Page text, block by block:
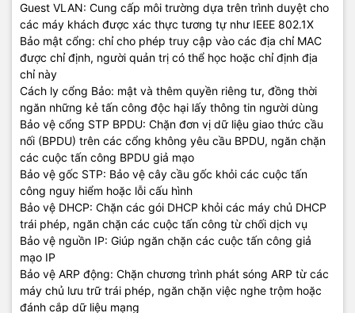
Guest VLAN: Cung cấp môi trường dựa trên trình duyệt cho
các máy khách được xác thực tương tự như IEEE 802.1X
Bảo mật cổng: chỉ cho phép truy cập vào các địa chỉ MAC
được chỉ định, người quản trị có thể học hoặc chỉ định địa
chỉ này
Cách ly cổng Bảo: mật và thêm quyền riêng tư, đồng thời
ngăn những kẻ tấn công độc hại lấy thông tin người dùng
Bảo vệ cổng STP BPDU: Chặn đơn vị dữ liệu giao thức cầu
nối (BPDU) trên các cổng không yêu cầu BPDU, ngăn chặn
các cuộc tấn công BPDU giả mạo
Bảo vệ gốc STP: Bảo vệ cây cầu gốc khỏi các cuộc tấn
công nguy hiểm hoặc lỗi cấu hình
Bảo vệ DHCP: Chặn các gói DHCP khỏi các máy chủ DHCP
trái phép, ngăn chặn các cuộc tấn công từ chối dịch vụ
Bảo vệ nguồn IP: Giúp ngăn chặn các cuộc tấn công giả
mạo IP
Bảo vệ ARP động: Chặn chương trình phát sóng ARP từ các
máy chủ lưu trữ trái phép, ngăn chặn việc nghe trộm hoặc
đánh cắp dữ liệu mạng
Frequency 50/60 Hz
Maximum heat
dissipation
102/204 BTU/hr (107.61/215.22 kJ/hr), for AC
Powered units. For DC powered units heat
max.
Voltage
100 - 240 VAC
-48 to -60 VDC
Current 5 A
Maximum power
rating
60 W
Idle power 30 W